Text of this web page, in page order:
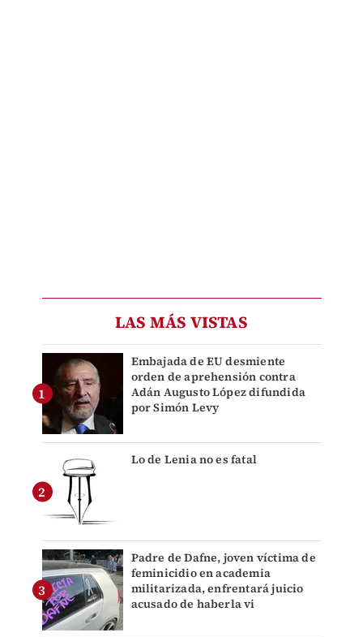
LAS MÁS VISTAS
Embajada de EU desmiente
orden de aprehensión contra
Adán Augusto López difundida
por Simón Levy
Lo de Lenia no es fatal
Padre de Dafne, joven víctima de
feminicidio en academia
militarizada, enfrentará juicio
acusado de haberla vi